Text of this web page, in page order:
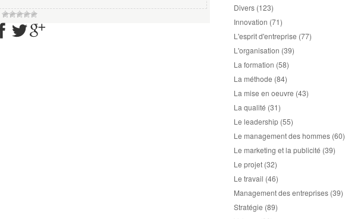
Divers (123)
Innovation (71)
L'esprit d'entreprise (77)
L'organisation (39)
La formation (58)
La méthode (84)
La mise en oeuvre (43)
La qualité (31)
Le leadership (55)
Le management des hommes (60)
Le marketing et la publicité (39)
Le projet (32)
Le travail (46)
Management des entreprises (39)
Stratégie (89)